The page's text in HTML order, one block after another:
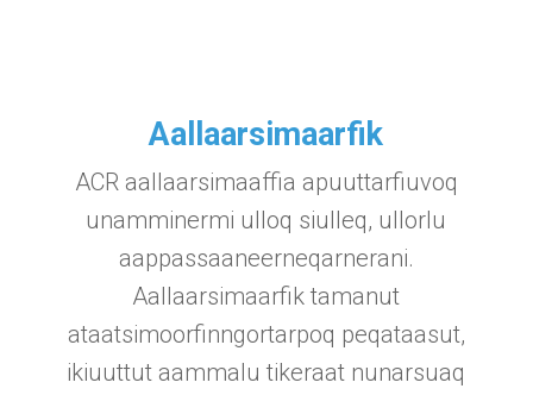
Aallaarsimaarfik
ACR aallaarsimaaffia apuuttarfiuvoq
unamminermi ulloq siulleq, ullorlu
aappassaaneerneqarnerani.
Aallaarsimaarfik tamanut
ataatsimoorfinngortarpoq peqataasut,
ikiuuttut aammalu tikeraat nunarsuaq